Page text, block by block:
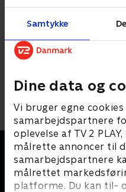
Samtykke
Dine data og
Vi bruger egne
samarbejdspartnere
oplevelse af TV 2
målrette annoncer til
samarbejdspartnere
målrettet
platforme. Du kan til-
Da forfatteren Erica Falcks
bliver hun opsøgt af en
Prøv
*Kræver pakken Basis.
Andre så også